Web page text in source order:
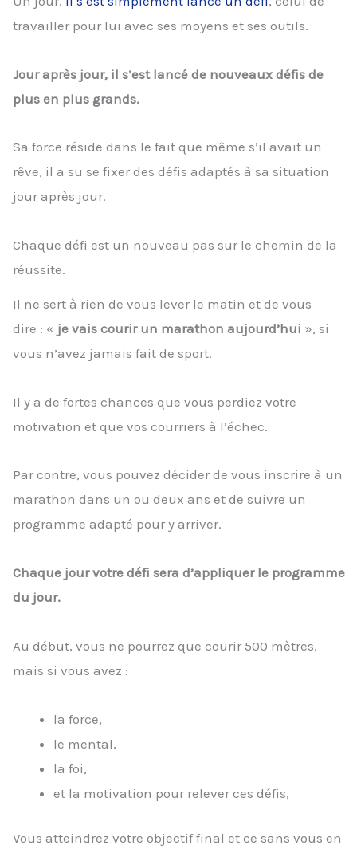
travailler pour lui avec ses moyens et ses outils.
Jour après jour, il s’est lancé de nouveaux défis de
plus en plus grands.
Sa force réside dans le fait que même s’il avait un
rêve, il a su se fixer des défis adaptés à sa situation
jour après jour.
Chaque défi est un nouveau pas sur le chemin de la
réussite.
Il ne sert à rien de vous lever le matin et de vous
dire : « je vais courir un marathon aujourd’hui », si
vous n’avez jamais fait de sport.
Il y a de fortes chances que vous perdiez votre
motivation et que vos courriers à l’échec.
Par contre, vous pouvez décider de vous inscrire à un
marathon dans un ou deux ans et de suivre un
programme adapté pour y arriver.
Chaque jour votre défi sera d’appliquer le programme
du jour.
Au début, vous ne pourrez que courir 500 mètres,
mais si vous avez :
la force,
le mental,
la foi,
et la motivation pour relever ces défis,
Vous atteindrez votre objectif final et ce sans vous en